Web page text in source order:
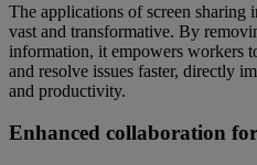
The applications of screen sharing
vast and transformative. By
information, it empowers workers
and resolve issues faster, directly
and productivity.
Enhanced collaboration